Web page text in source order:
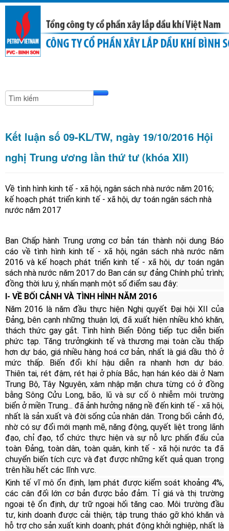
Kết luận số 09-KL/TW, ngày 19/10/2016 Hội
nghị Trung ương lần thứ tư (khóa XII)
Về tình hình kinh tế - xã hội, ngân sách nhà nước năm 2016;
kế hoạch phát triển kinh tế - xã hội, dự toán ngân sách nhà
nước năm 2017
Ban Chấp hành Trung ương cơ bản tán thành nội dung Báo
cáo về tình hình kinh tế - xã hội, ngân sách nhà nước năm
2016 và kế hoạch phát triển kinh tế - xã hội, dự toán ngân
sách nhà nước năm 2017 do Ban cán sự đảng Chính phủ trình;
đồng thời lưu ý, nhấn mạnh một số điểm sau đây:
I- VỀ BỐI CẢNH VÀ TÌNH HÌNH NĂM 2016
Năm 2016 là năm đầu thực hiện Nghị quyết Đại hội XII của
Đảng, bên cạnh những thuận lợi, đã xuất hiện nhiều khó khăn,
thách thức gay gắt. Tình hình Biển Đông tiếp tục diễn biến
phức tạp. Tăng trưởngkinh tế và thương mại toàn cầu thấp
hơn dự báo, giá nhiều hàng hoá cơ bản, nhất là giá dầu thô ở
mức thấp. Biến đổi khí hậu diễn ra nhanh hơn dự báo.
Thiên tai, rét đậm, rét hại ở phía Bắc, hạn hán kéo dài ở Nam
Trung Bộ, Tây Nguyên, xâm nhập mặn chưa từng có ở đồng
bằng Sông Cửu Long, bão, lũ và sự cố ô nhiễm môi trường
biển ở miền Trung... đã ảnh hưởng nặng nề đến kinh tế - xã hội,
nhất là sản xuất và đời sống của nhân dân. Trong bối cảnh đó,
nhờ có sự đổi mới mạnh mẽ, năng động, quyết liệt trong lãnh
đạo, chỉ đạo, tổ chức thực hiện và sự nỗ lực phấn đấu của
toàn Đảng, toàn dân, toàn quân, kinh tế - xã hội nước ta đã
chuyển biến tích cực và đạt được những kết quả quan trọng
trên hầu hết các lĩnh vực.
Kinh tế vĩ mô ổn định, lạm phát được kiểm soát khoảng 4%,
các cân đối lớn cơ bản được bảo đảm. Tỉ giá và thị trường
ngoại tệ ổn định, dự trữ ngoại hối tăng cao. Môi trường đầu
tư, kinh doanh được cải thiện; tập trung tháo gỡ khó khăn và
hỗ trợ cho sản xuất kinh doanh; phát động khởi nghiệp, nhất là